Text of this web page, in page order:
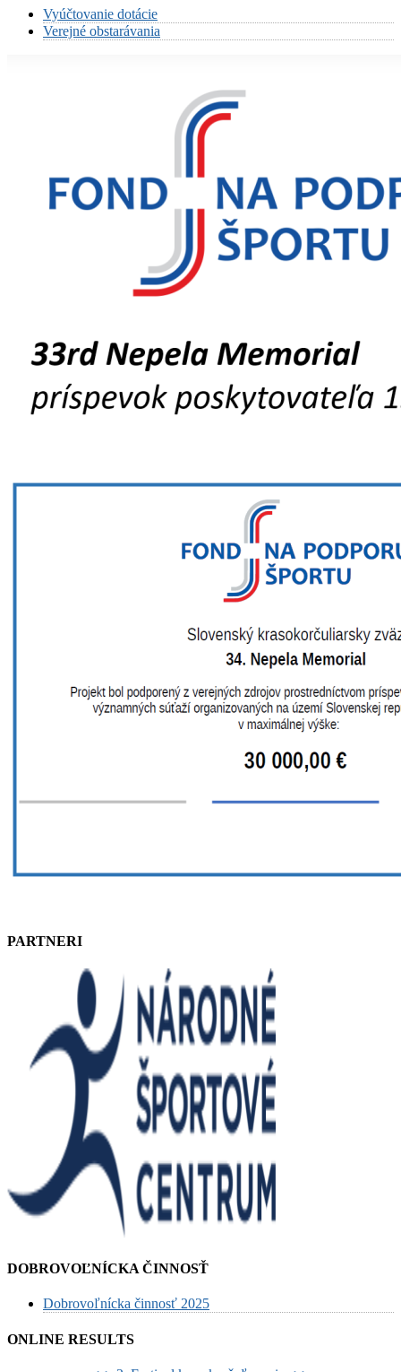
Vyúčtovanie dotácie
Verejné obstarávania
PARTNERI
DOBROVOĽNÍCKA ČINNOSŤ
Dobrovoľnícka činnosť 2025
ONLINE RESULTS